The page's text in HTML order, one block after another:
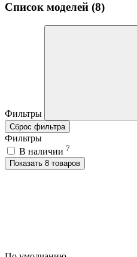
Список моделей (8)
Фильтры
Сброс фильтра
Фильтры
В наличии 7
Показать 8 товаров